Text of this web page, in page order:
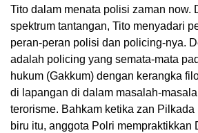
Tito dalam menata polisi zaman now.
spektrum tantangan, Tito menyadari
peran-peran polisi dan policing-nya.
adalah policing yang semata-mata
hukum (Gakkum) dengan kerangka
di lapangan di dalam masalah-
terorisme. Bahkam ketika zan
biru itu, anggota Polri mempraktikkan